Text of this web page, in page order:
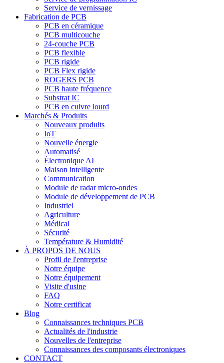
Service de vernissage
Fabrication de PCB
PCB en céramique
PCB multicouche
24-couche PCB
PCB flexible
PCB rigide
PCB Flex rigide
ROGERS PCB
PCB haute fréquence
Substrat IC
PCB en cuivre lourd
Marchés & Produits
Nouveaux produits
IoT
Nouvelle énergie
Automatisé
Électronique AI
Maison intelligente
Communication
Module de radar micro-ondes
Module de développement de PCB
Industriel
Agriculture
Médical
Sécurité
Température & Humidité
À PROPOS DE NOUS
Profil de l'entreprise
Notre équipe
Notre équipement
Visite d'usine
FAQ
Notre certificat
Blog
Connaissances techniques PCB
Actualités de l'industrie
Nouvelles de l'entreprise
Connaissances des composants électroniques
CONTACT